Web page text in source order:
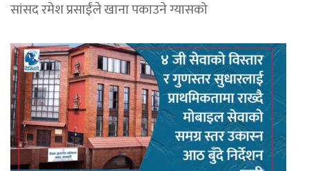
सांसद रमेश प्रसाईंले खाना पकाउने ग्यासको